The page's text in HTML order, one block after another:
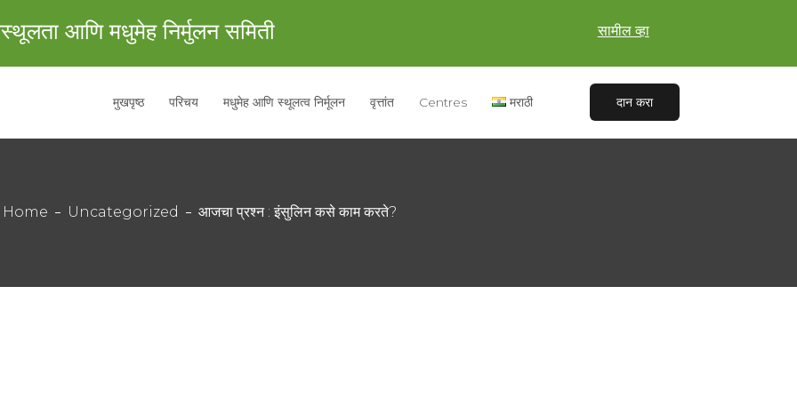
आणि मधुमेह निर्मुलन समिती सामील व्हा
मुखपृष्ठ परिचय मधुमेह आणि स्थूलत्व निर्मूलन वृत्तांत Centres मराठी दान करा
Home Uncategorized आजचा प्रश्न : इंसुलिन कसे काम करते?